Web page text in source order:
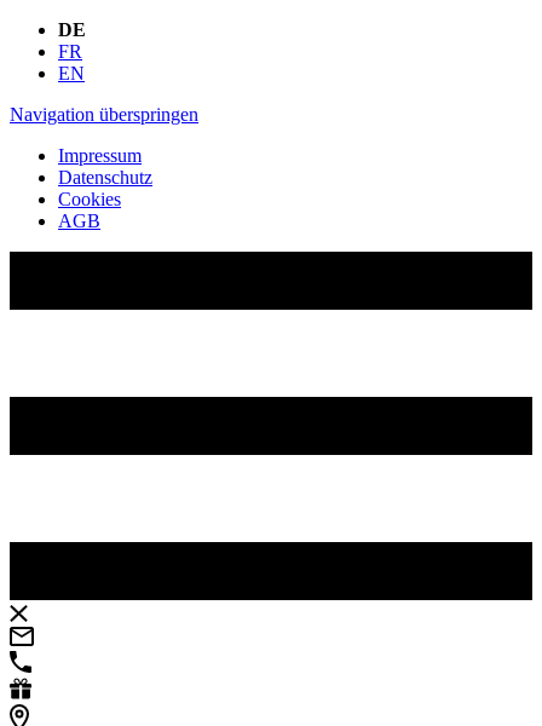
DE
FR
EN
Navigation überspringen
Impressum
Datenschutz
Cookies
AGB